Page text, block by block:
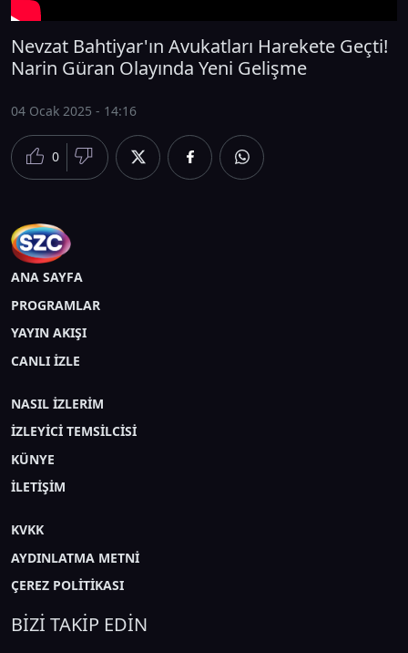
Nevzat Bahtiyar'ın Avukatları Harekete Geçti!
Narin Güran Olayında Yeni Gelişme
04 Ocak 2025 - 14:16
0
ANA SAYFA
PROGRAMLAR
YAYIN AKIŞI
CANLI İZLE
NASIL İZLERİM
İZLEYİCİ TEMSİLCİSİ
KÜNYE
İLETİŞİM
KVKK
AYDINLATMA METNİ
ÇEREZ POLİTİKASI
BİZİ TAKİP EDİN